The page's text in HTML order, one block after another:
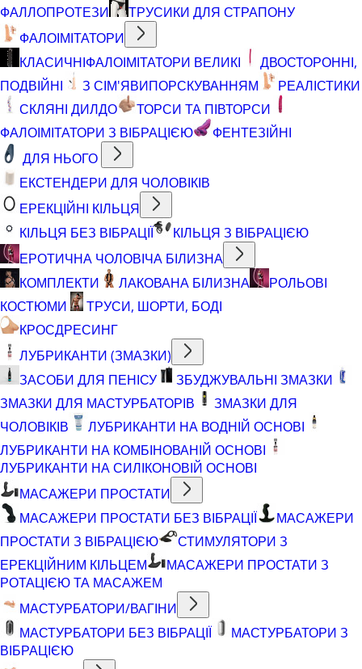
ФАЛЛОПРОТЕЗИ
ТРУСИКИ ДЛЯ СТРАПОНУ
ФАЛОІМІТАТОРИ
КЛАСИЧНІФАЛОІМІТАТОРИ ВЕЛИКІ
ДВОСТОРОННІ,
ПОДВІЙНІ
З СІМ'ЯВИПОРСКУВАННЯМ
РЕАЛІСТИКИ
СКЛЯНІ ДИЛДО
ТОРСИ ТА ПІВТОРСИ
ФАЛОІМІТАТОРИ З ВІБРАЦІЄЮ
ФЕНТЕЗІЙНІ
ДЛЯ НЬОГО
ЕКСТЕНДЕРИ ДЛЯ ЧОЛОВІКІВ
ЕРЕКЦІЙНІ КІЛЬЦЯ
КІЛЬЦЯ БЕЗ ВІБРАЦІЇ
КІЛЬЦЯ З ВІБРАЦІЄЮ
ЕРОТИЧНА ЧОЛОВІЧА БІЛИЗНА
КОМПЛЕКТИ
ЛАКОВАНА БІЛИЗНА
РОЛЬОВІ
КОСТЮМИ
ТРУСИ, ШОРТИ, БОДІ
КРОСДРЕСИНГ
ЛУБРИКАНТИ (ЗМАЗКИ)
ЗАСОБИ ДЛЯ ПЕНІСУ
ЗБУДЖУВАЛЬНІ ЗМАЗКИ
ЗМАЗКИ ДЛЯ МАСТУРБАТОРІВ
ЗМАЗКИ ДЛЯ
ЧОЛОВІКІВ
ЛУБРИКАНТИ НА ВОДНІЙ ОСНОВІ
ЛУБРИКАНТИ НА КОМБІНОВАНІЙ ОСНОВІ
ЛУБРИКАНТИ НА СИЛІКОНОВІЙ ОСНОВІ
МАСАЖЕРИ ПРОСТАТИ
МАСАЖЕРИ ПРОСТАТИ БЕЗ ВІБРАЦІЇ
МАСАЖЕРИ
ПРОСТАТИ З ВІБРАЦІЄЮ
СТИМУЛЯТОРИ З
ЕРЕКЦІЙНИМ КІЛЬЦЕМ
МАСАЖЕРИ ПРОСТАТИ З
РОТАЦІЄЮ ТА МАСАЖЕМ
МАСТУРБАТОРИ/ВАГІНИ
МАСТУРБАТОРИ БЕЗ ВІБРАЦІЇ
МАСТУРБАТОРИ З
ВІБРАЦІЄЮ